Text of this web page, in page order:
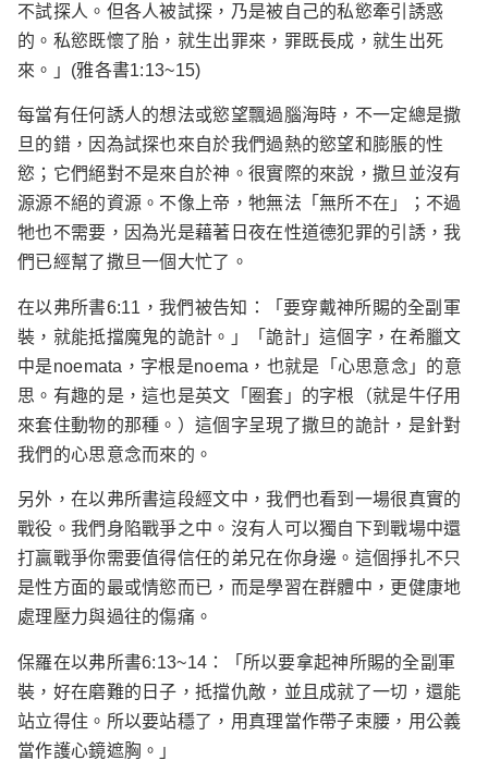
不試探人。但各人被試探，乃是被自己的私慾牽引誘惑
的。私慾既懷了胎，就生出罪來，罪既長成，就生出死
來。」(雅各書1:13~15)
每當有任何誘人的想法或慾望飄過腦海時，不一定總是撒
旦的錯，因為試探也來自於我們過熱的慾望和膨脹的性
慾；它們絕對不是來自於神。很實際的來說，撒旦並沒有
源源不絕的資源。不像上帝，牠無法「無所不在」；不過
牠也不需要，因為光是藉著日夜在性道德犯罪的引誘，我
們已經幫了撒旦一個大忙了。
在以弗所書6:11，我們被告知：「要穿戴神所賜的全副軍
裝，就能抵擋魔鬼的詭計。」「詭計」這個字，在希臘文
中是noemata，字根是noema，也就是「心思意念」的意
思。有趣的是，這也是英文「圈套」的字根（就是牛仔用
來套住動物的那種。）這個字呈現了撒旦的詭計，是針對
我們的心思意念而來的。
另外，在以弗所書這段經文中，我們也看到一場很真實的
戰役。我們身陷戰爭之中。沒有人可以獨自下到戰場中還
打贏戰爭你需要值得信任的弟兄在你身邊。這個掙扎不只
是性方面的最或情慾而已，而是學習在群體中，更健康地
處理壓力與過往的傷痛。
保羅在以弗所書6:13~14：「所以要拿起神所賜的全副軍
裝，好在磨難的日子，抵擋仇敵，並且成就了一切，還能
站立得住。所以要站穩了，用真理當作帶子束腰，用公義
當作護心鏡遮胸。」